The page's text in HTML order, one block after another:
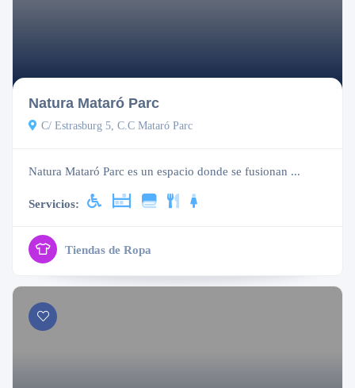
Natura Mataró Parc
C/ Estrasburg 5, C.C Mataró Parc
Natura Mataró Parc es un espacio donde se fusionan ...
Servicios:
Tiendas de Ropa